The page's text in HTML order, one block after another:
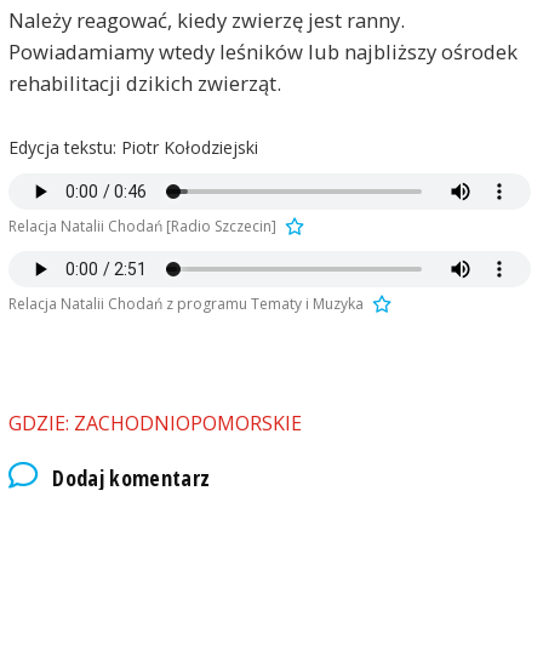
Należy reagować, kiedy zwierzę jest ranny.
Powiadamiamy wtedy leśników lub najbliższy ośrodek
rehabilitacji dzikich zwierząt.
Edycja tekstu: Piotr Kołodziejski
Relacja Natalii Chodań [Radio Szczecin]
Relacja Natalii Chodań z programu Tematy i Muzyka
GDZIE: ZACHODNIOPOMORSKIE
Dodaj komentarz